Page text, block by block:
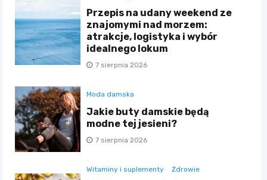
Przepis na udany weekend ze
znajomymi nad morzem:
atrakcje, logistyka i wybór
idealnego lokum
7 sierpnia 2026
Moda damska
Jakie buty damskie będą
modne tej jesieni?
7 sierpnia 2026
Witaminy i suplementy Zdrowie